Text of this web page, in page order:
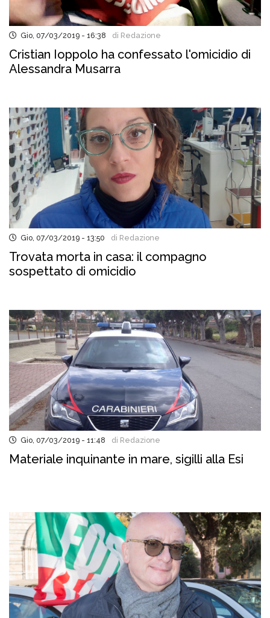
Gio, 07/03/2019 - 16:38 di Redazione
Cristian Ioppolo ha confessato l'omicidio di
Alessandra Musarra
Gio, 07/03/2019 - 13:50 di Redazione
Trovata morta in casa: il compagno
sospettato di omicidio
Gio, 07/03/2019 - 11:48 di Redazione
Materiale inquinante in mare, sigilli alla Esi